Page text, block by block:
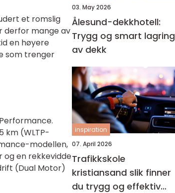
et romslig
derfor mange av
en høyere
som trenger
km (WLTP-
modellen,
og en rekkevidde
(Dual Motor)
03. May 2026
Ålesund-dekkhotell:
Trygg og smart lagring
av dekk
inspiration
07. April 2026
Trafikkskole
kristiansand slik finner
du trygg og effektiv